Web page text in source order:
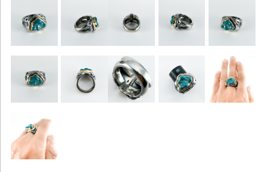
Continue shopping